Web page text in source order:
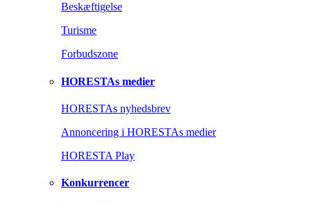
Beskæftigelse
Turisme
Forbudszone
HORESTAs medier
HORESTAs nyhedsbrev
Annoncering i HORESTAs medier
HORESTA Play
Konkurrencer